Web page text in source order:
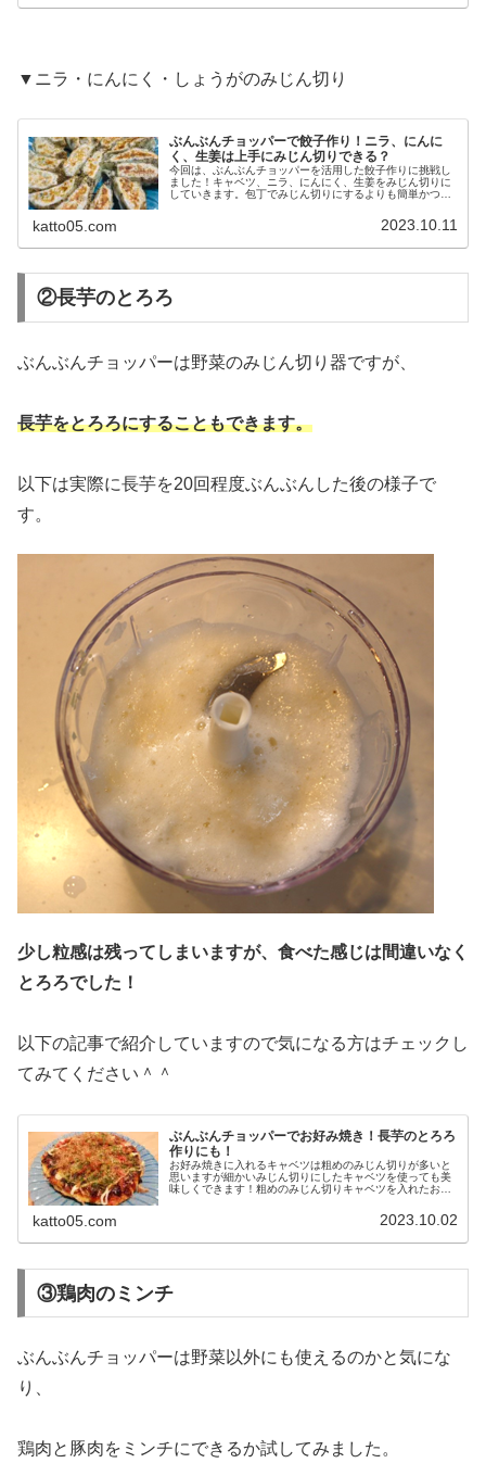
▼ニラ・にんにく・しょうがのみじん切り
ぶんぶんチョッパーで餃子作り！ニラ、にんに
く、生姜は上手にみじん切りできる？
今回は、ぶんぶんチョッパーを活用した餃子作りに挑戦し
ました！キャベツ、ニラ、にんにく、生姜をみじん切りに
していきます。包丁でみじん切りにするよりも簡単かつ時
katto05.com 2023.10.11
②長芋のとろろ
ぶんぶんチョッパーは野菜のみじん切り器ですが、
長芋をとろろにすることもできます。
以下は実際に長芋を20回程度ぶんぶんした後の様子で
す。
少し粒感は残ってしまいますが、食べた感じは間違いなく
とろろでした！
以下の記事で紹介していますので気になる方はチェックし
てみてください＾＾
ぶんぶんチョッパーでお好み焼き！長芋のとろろ
作りにも！
お好み焼きに入れるキャベツは粗めのみじん切りが多いと
思いますが細かいみじん切りにしたキャベツを使っても美
味しくできます！粗めのみじん切りキャベツを入れたお好
katto05.com 2023.10.02
③鶏肉のミンチ
ぶんぶんチョッパーは野菜以外にも使えるのかと気にな
り、
鶏肉と豚肉をミンチにできるか試してみました。